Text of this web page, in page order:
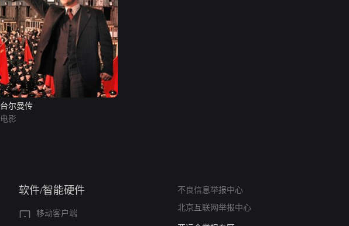
台尔曼传
电影
软件/智能硬件
移动客户端
不良信息举报中心
北京互联网举报中心
算法推荐专项举报